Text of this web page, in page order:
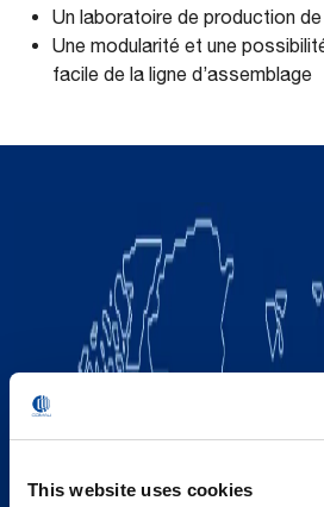
This website uses cookies
Un laboratoire de production
Une modularité et une
facile de la ligne d’assemblage